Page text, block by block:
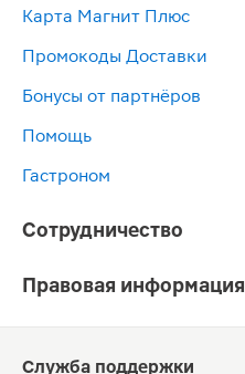
Карта Магнит Плюс
Промокоды Доставки
Бонусы от партнёров
Помощь
Гастроном
Сотрудничество
Правовая информация
Служба поддержки